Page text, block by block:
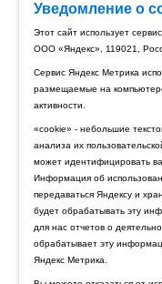
Уведомление о
Этот сайт использует
ООО «Яндекс», 119021,
Сервис Яндекс Метрика
размещаемые на
активности.
«cookie» - небольшие
анализа их
может идентифицировать
Информация об
передаваться Яндексу и
будет обрабатывать эту
для нас отчетов о
обрабатывает эту
Яндекс Метрика.